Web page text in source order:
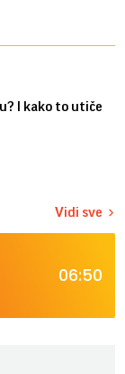
I kako to utiče
Vidi sve
06:50